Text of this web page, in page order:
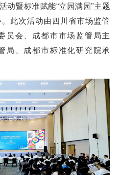
动暨标准赋能“立园满园”主题
此次活动由四川省市场监管
员会、成都市市场监管局主
局、成都市标准化研究院承